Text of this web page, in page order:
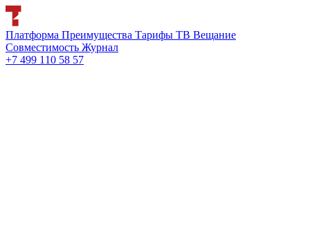
Платформа Преимущества Тарифы ТВ Вещание
Совместимость Журнал
+7 499 110 58 57